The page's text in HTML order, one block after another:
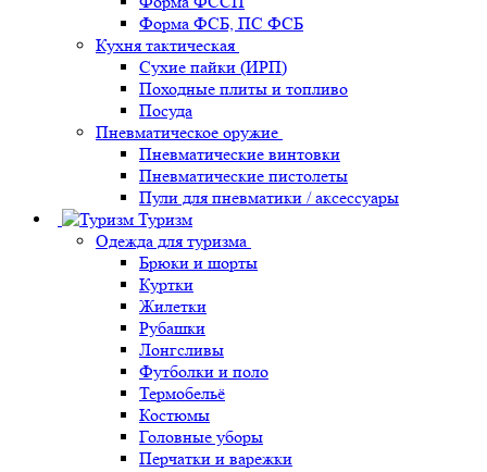
Форма ФСБ, ПС ФСБ
Кухня тактическая
Сухие пайки (ИРП)
Походные плиты и топливо
Посуда
Пневматическое оружие
Пневматические винтовки
Пневматические пистолеты
Пули для пневматики / аксессуары
Туризм
Одежда для туризма
Брюки и шорты
Куртки
Жилетки
Рубашки
Лонгсливы
Футболки и поло
Термобельё
Костюмы
Головные уборы
Перчатки и варежки